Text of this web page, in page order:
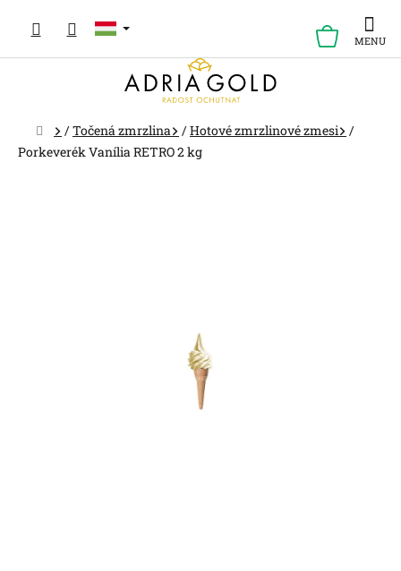
tartalomhoz
KOSÁR
Kezdőlap
/Točená zmrzlina /Hotové zmrzlinové zmesi
/
Porkeverék Vanília RETRO 2 kg